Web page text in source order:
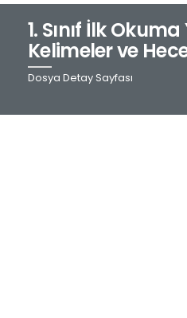
1.SINIF
2.SINIF
1. Sınıf İlk
Kelimeler ve
Dosya Detay Sayfası